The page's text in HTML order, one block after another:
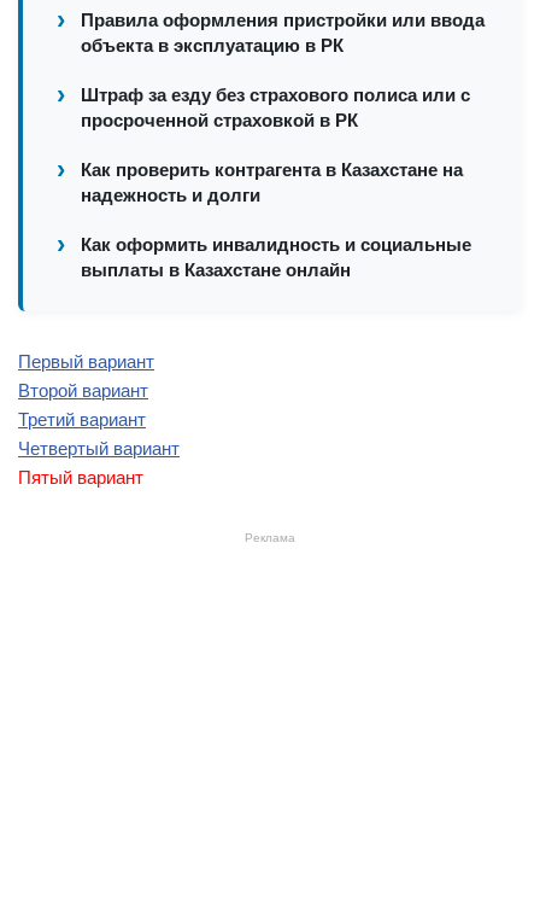
Правила оформления пристройки или ввода
объекта в эксплуатацию в РК
Штраф за езду без страхового полиса или с
просроченной страховкой в РК
Как проверить контрагента в Казахстане на
надежность и долги
Как оформить инвалидность и социальные
выплаты в Казахстане онлайн
Первый вариант
Второй вариант
Третий вариант
Четвертый вариант
Пятый вариант
Реклама